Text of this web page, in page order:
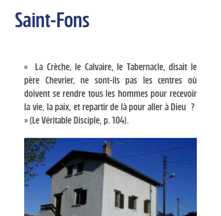
Saint-Fons
« La Crèche, le Calvaire, le Tabernacle, disait le
père Chevrier, ne sont-ils pas les centres où
doivent se rendre tous les hommes pour recevoir
la vie, la paix, et repartir de là pour aller à Dieu ?
» (Le Véritable Disciple, p. 104).